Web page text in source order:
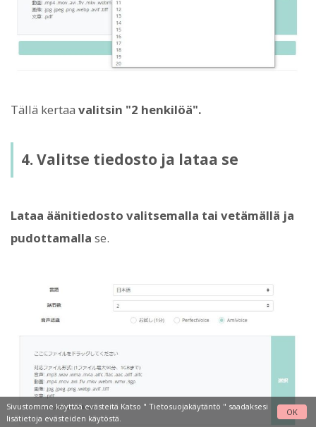
Tällä kertaa valitsin "2 henkilöä".
4. Valitse tiedosto ja lataa se
Lataa äänitiedosto valitsemalla tai vetämällä ja
pudottamalla se.
Sivustomme käyttää evästeitä Katso " Tietosuojakäytäntö " saadaksesi
lisätietoja evästeiden käytöstä.
OK